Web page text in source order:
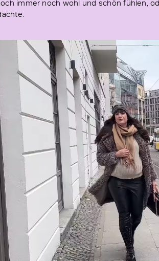
immer noch wohl und schön fühlen,